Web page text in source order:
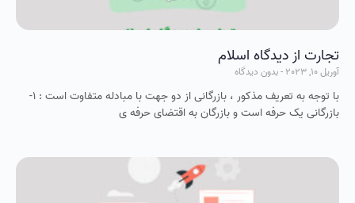
تجارت از دیدگاه اسلام
آوریل 10, 2023 بدون دیدگاه
با توجه به تعریف مذکور ، بازرگانی از دو جهت با مبادله متفاوت است : 1-
بازرگانی یک حرفه است و بازرگان به اقتضای حرفه ی